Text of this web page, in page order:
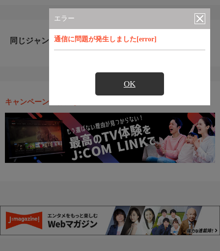
エラー
通信に問題が発生しました[error]
OK
同じジャンルのおすすめ番組
キャンペーン・お得な情報